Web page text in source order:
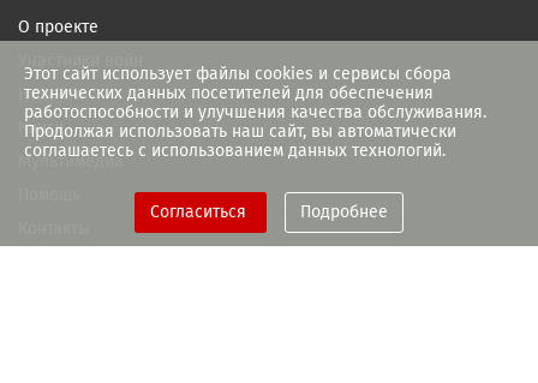
Этот сайт использует файлы cookies и сервисы сбора
технических данных посетителей для обеспечения
работоспособности и улучшения качества обслуживания.
Продолжая использовать наш сайт, вы автоматически
соглашаетесь с использованием данных технологий.
Согласиться Подробнее
О проекте
Новости
Книги
Мультимедиа